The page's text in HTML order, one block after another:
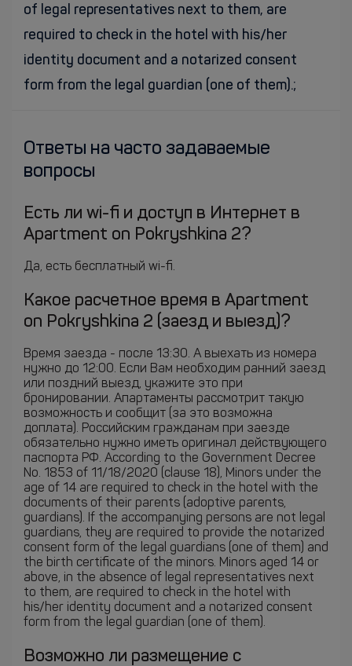
of legal representatives next to them, are
required to check in the hotel with his/her
identity document and a notarized consent
form from the legal guardian (one of them).;
Ответы на часто задаваемые
вопросы
Есть ли wi-fi и доступ в Интернет в
Apartment on Pokryshkina 2?
Да, есть бесплатный wi-fi.
Какое расчетное время в Apartment
on Pokryshkina 2 (заезд и выезд)?
Время заезда - после 13:30. А выехать из номера
нужно до 12:00. Если Вам необходим ранний заезд
или поздний выезд, укажите это при
бронировании. Апартаменты рассмотрит такую
возможность и сообщит (за это возможна
доплата). Российским гражданам при заезде
обязательно нужно иметь оригинал действующего
паспорта РФ. According to the Government Decree
No. 1853 of 11/18/2020 (clause 18), Minors under the
age of 14 are required to check in the hotel with the
documents of their parents (adoptive parents,
guardians). If the accompanying persons are not legal
guardians, they are required to provide the notarized
consent form of the legal guardians (one of them) and
the birth certificate of the minors. Minors aged 14 or
above, in the absence of legal representatives next
to them, are required to check in the hotel with
his/her identity document and a notarized consent
form from the legal guardian (one of them).
Возможно ли размещение с